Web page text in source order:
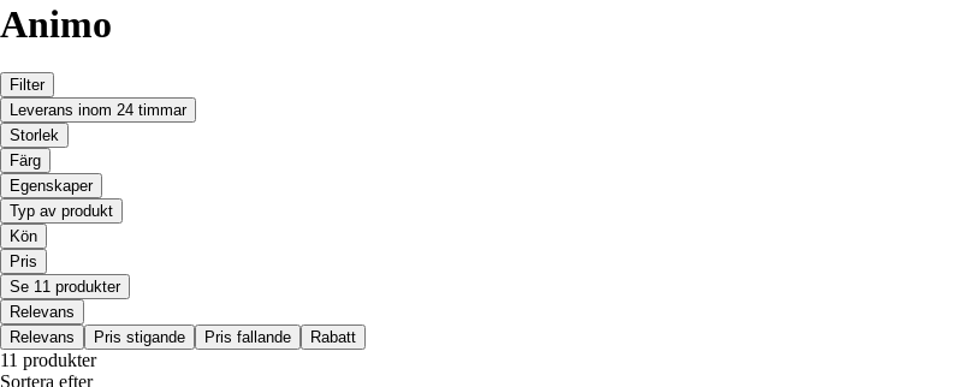
Animo
Filter
Leverans inom 24 timmar
Storlek
Färg
Egenskaper
Typ av produkt
Kön
Pris
Se 11 produkter
Relevans
Relevans
Pris stigande Pris fallande Rabatt
11 produkter
Sortera efter